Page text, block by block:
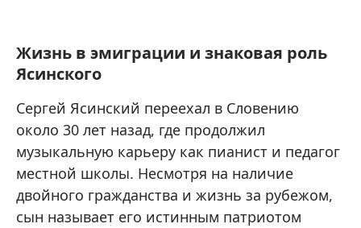
Жизнь в эмиграции и знаковая роль
Ясинского
Сергей Ясинский переехал в Словению
около 30 лет назад, где продолжил
музыкальную карьеру как пианист и педагог
местной школы. Несмотря на наличие
двойного гражданства и жизнь за рубежом,
сын называет его истинным патриотом